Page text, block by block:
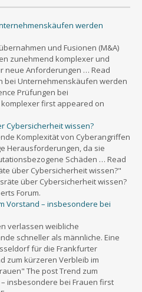
werden
und Fusionen (M&A)
zunehmend komplexer und
neue Anforderungen … Read
bei Unternehmenskäufen werden
Prüfungen bei
first appeared on
Cybersicherheit wissen?
Komplexität von Cyberangriffen
Herausforderungen, da sie
Schäden … Read
über Cybersicherheit wissen?"
über Cybersicherheit wissen?
Forum.
Vorstand – insbesondere bei
verlassen weibliche
schneller als männliche. Eine
für die Frankfurter
zum kürzeren Verbleib im
The post Trend zum
insbesondere bei Frauen first